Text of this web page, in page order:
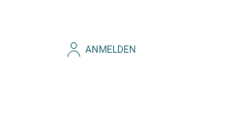
ANMELDEN